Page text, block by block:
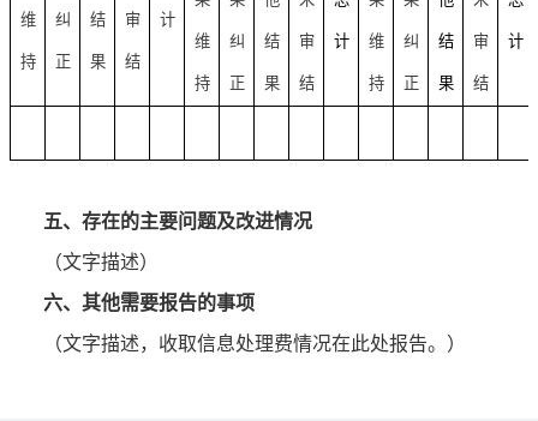
维
持
纠
正
结
果
审
结
计
维
持
纠
正
结
果
审
结
计 维
持
纠
正
结
果
审
结
计
五、存在的主要问题及改进情况
（文字描述）
六、其他需要报告的事项
（文字描述，收取信息处理费情况在此处报告。）